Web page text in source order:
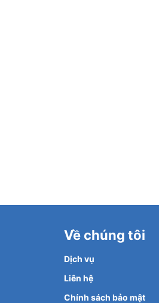
Về chúng tôi
Dịch vụ
Liên hệ
Chính sách bảo mật